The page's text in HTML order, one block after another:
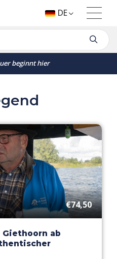
beginnt hier
DE
€74,50
ab